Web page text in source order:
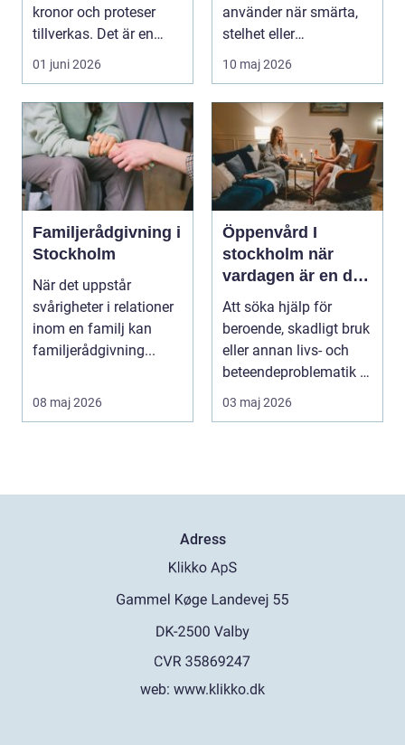
kronor och proteser
tillverkas. Det är en
teknisk och ...
01 juni 2026
använder när smärta,
stelhet eller
återkommande värk
börjar...
10 maj 2026
Familjerådgivning i
Stockholm
När det uppstår
svårigheter i relationer
inom en familj kan
familjerådgivning...
08 maj 2026
Öppenvård I
stockholm när
vardagen är en del
av behandlingen
Att söka hjälp för
beroende, skadligt bruk
eller annan livs- och
beteendeproblematik är
ett stort st...
03 maj 2026
Adress
web: www.klikko.dk